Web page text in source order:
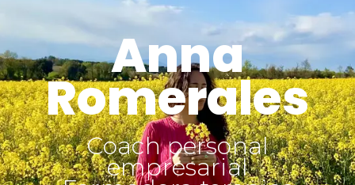
Anna
Romerales
Coach personal
empresarial